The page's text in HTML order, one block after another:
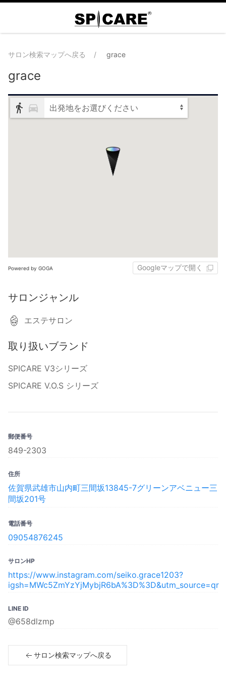
サロン検索マップへ戻る grace
grace
出発地をお選びください
Powered by GOGA Googleマップで開く
サロンジャンル
エステサロン
取り扱いブランド
SPICARE V3シリーズ
SPICARE V.O.S シリーズ
郵便番号
849-2303
住所
佐賀県武雄市山内町三間坂13845-7グリーンアベニュー三
間坂201号
電話番号
09054876245
サロンHP
https://www.instagram.com/seiko.grace1203?
igsh=MWc5ZmYzYjMybjR6bA%3D%3D&utm_source=qr
LINE ID
@658dlzmp
サロン検索マップへ戻る